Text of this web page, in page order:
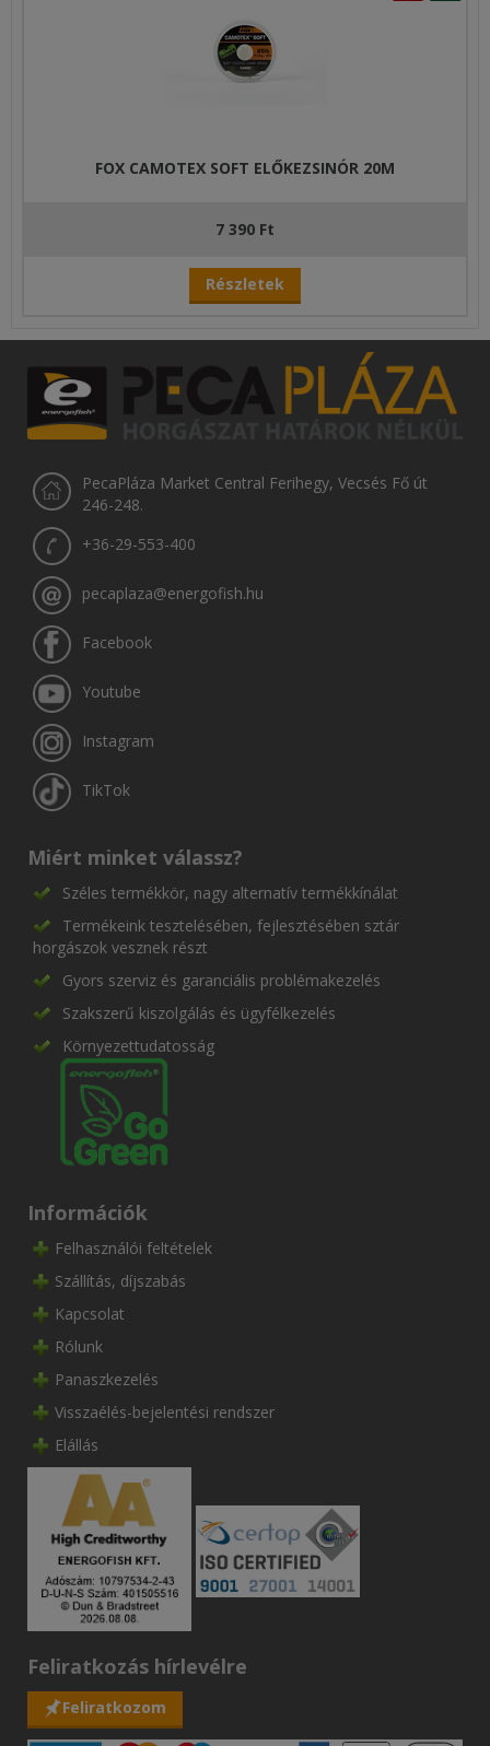
FOX CAMOTEX SOFT ELŐKEZSINÓR 20M
7 390 Ft
Részletek
PecaPláza Market Central Ferihegy, Vecsés Fő út
246-248.
+36-29-553-400
pecaplaza@energofish.hu
Facebook
Youtube
Instagram
TikTok
Miért minket válassz?
Széles termékkör, nagy alternatív termékkínálat
Termékeink tesztelésében, fejlesztésében sztár
horgászok vesznek részt
Gyors szerviz és garanciális problémakezelés
Szakszerű kiszolgálás és ügyfélkezelés
Környezettudatosság
Információk
Felhasználói feltételek
Szállítás, díjszabás
Kapcsolat
Rólunk
Panaszkezelés
Visszaélés-bejelentési rendszer
Elállás
Feliratkozás hírlevélre
Feliratkozom